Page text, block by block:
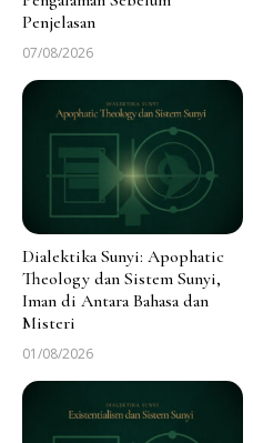
Penjelasan
07/08/2026
Dialektika Sunyi: Apophatic
Theology dan Sistem Sunyi,
Iman di Antara Bahasa dan
Misteri
01/08/2026